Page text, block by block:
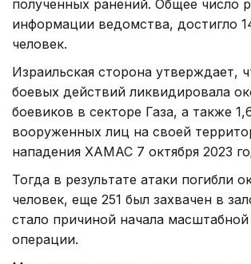
полученных ранений. Общее число
информации ведомства, достигло
человек.
Израильская сторона утверждает,
боевых действий ликвидировала
боевиков в секторе Газа, а также
вооруженных лиц на своей
нападения ХАМАС 7 октября 2023
Тогда в результате атаки погибли
человек, еще 251 был захвачен в
стало причиной начала
операции.